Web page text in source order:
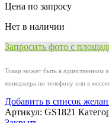
Цена по запросу
Нет в наличии
Запросить фото с
Товар может быть в единственном
менеджера по телефону или в
Добавить в список
Артикул: GS1821